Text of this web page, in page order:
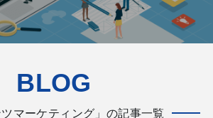
BLOG
ツマーケティング」の記事一覧